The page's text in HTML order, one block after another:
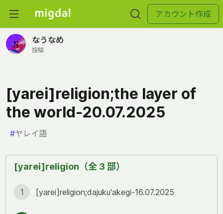
アカウント作成
なうなめ
投稿
[yarei]religion;the layer of
the world-20.07.2025
#ヤレイ語
[yarei]religion（全 3 部）
1 [yarei]religion;dajuku'akegi-16.07.2025